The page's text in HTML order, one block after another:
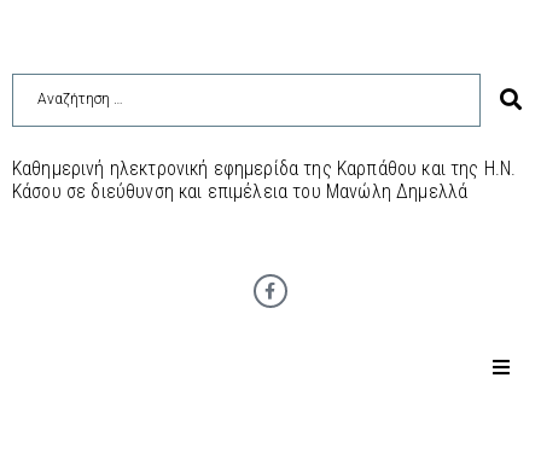
Καθημερινή ηλεκτρονική εφημερίδα της Καρπάθου και της Η.Ν.
Κάσου σε διεύθυνση και επιμέλεια του Μανώλη Δημελλά